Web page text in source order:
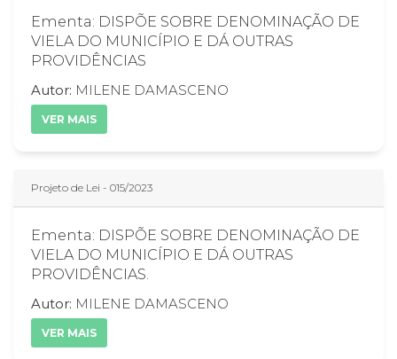
Ementa: DISPÕE SOBRE DENOMINAÇÃO DE
VIELA DO MUNICÍPIO E DÁ OUTRAS
PROVIDÊNCIAS
Autor: MILENE DAMASCENO
VER MAIS
Projeto de Lei - 015/2023
Ementa: DISPÕE SOBRE DENOMINAÇÃO DE
VIELA DO MUNICÍPIO E DÁ OUTRAS
PROVIDÊNCIAS.
Autor: MILENE DAMASCENO
VER MAIS